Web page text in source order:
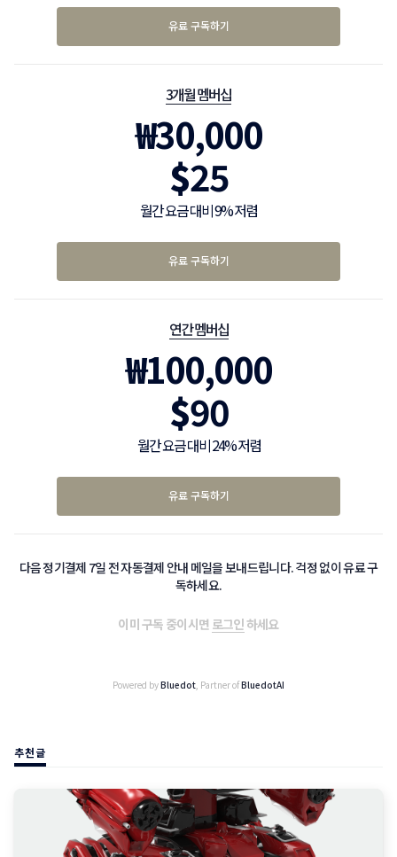
유료 구독하기
3개월 멤버십
₩30,000
$25
월간 요금 대비 9% 저렴
유료 구독하기
연간 멤버십
₩100,000
$90
월간 요금 대비 24% 저렴
유료 구독하기
다음 정기결제 7일 전 자동결제 안내 메일을 보내드립니다. 걱정 없이 유료 구
독하세요.
이미 구독 중이시면 로그인하세요
Powered byBluedot, Partner ofBluedotAI
추천글